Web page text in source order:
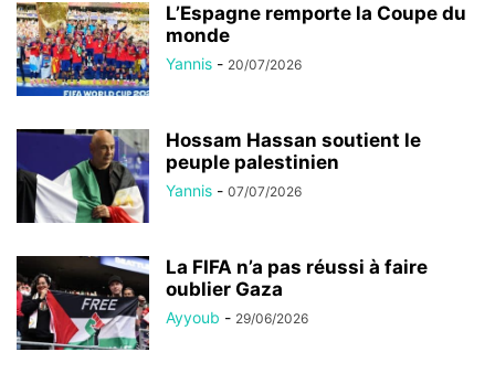
L’Espagne remporte la Coupe du
monde
Yannis - 20/07/2026
Hossam Hassan soutient le
peuple palestinien
Yannis - 07/07/2026
La FIFA n’a pas réussi à faire
oublier Gaza
Ayyoub - 29/06/2026